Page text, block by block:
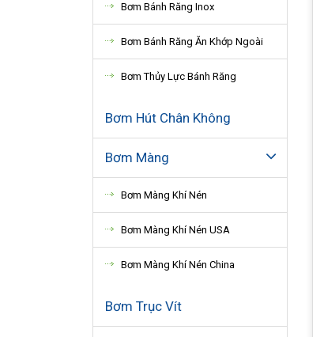
Bơm Bánh Răng Inox
Bơm Bánh Răng Ăn Khớp Ngoài
Bơm Thủy Lực Bánh Răng
Bơm Hút Chân Không
Bơm Màng
Bơm Màng Khí Nén
Bơm Màng Khí Nén USA
Bơm Màng Khí Nén China
Bơm Trục Vít